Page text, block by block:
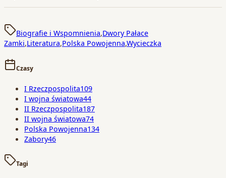
Biografie i Wspomnienia,Dwory Pałace
Zamki,Literatura,Polska Powojenna,Wycieczka
Czasy
I Rzeczpospolita109
I wojna światowa44
II Rzeczpospolita187
II wojna światowa74
Polska Powojenna134
Zabory46
Tagi